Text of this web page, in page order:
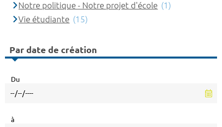
Notre politique - Notre projet d'école (1)
Vie étudiante (15)
Par date de création
Du
à